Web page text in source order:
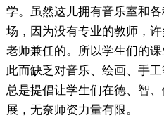
学。虽然这儿拥有音乐室和
场，因为没有专业的教师，
老师兼任的。所以学生们的
此而缺乏对音乐、绘画、手
总是提倡让学生们在德、智
展，无奈师资力量有限。